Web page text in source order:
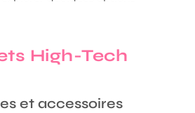
High-Tech
et accessoires